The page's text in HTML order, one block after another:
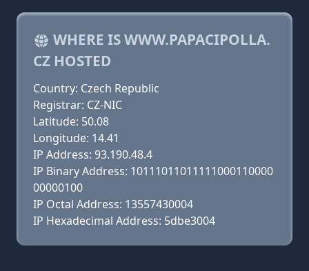
WHERE IS WWW.PAPACIPOLLA.
CZ HOSTED
Country: Czech Republic
Registrar: CZ-NIC
Latitude: 50.08
Longitude: 14.41
IP Address: 93.190.48.4
IP Binary Address: 10111011011111000110000
00000100
IP Octal Address: 13557430004
IP Hexadecimal Address: 5dbe3004